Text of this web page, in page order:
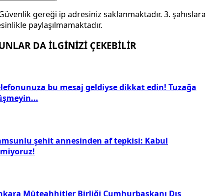
gereği ip adresiniz saklanmaktadır. 3. şahıslara
paylaşılmamaktadır.
DA İLGİNİZİ ÇEKEBİLİR
bu mesaj geldiyse dikkat edin! Tuzağa
şehit annesinden af tepkisi: Kabul
Müteahhitler Birliği Cumhurbaşkanı Dış